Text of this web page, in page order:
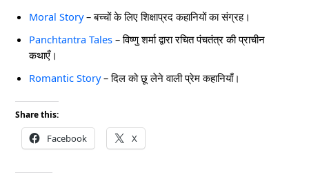
Moral Story– बच्चों के लिए शिक्षाप्रद कहानियों का संग्रह।
Panchtantra Tales – विष्णु शर्मा द्वारा रचित पंचतंत्र की प्राचीन
कथाएँ।
Romantic Story– दिल को छू लेने वाली प्रेम कहानियाँ।
Share this:
Facebook X